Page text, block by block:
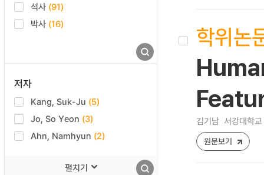
석사 (91)
박사 (16)
저자
Kang, Suk-Ju (5)
Jo, So Yeon (3)
Ahn, Namhyun (2)
펼치기
학위논
김기남 서강대학
원문보기